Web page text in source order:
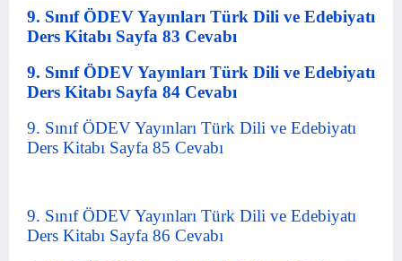
9. Sınıf ÖDEV Yayınları Türk Dili ve Edebiyatı
Ders Kitabı Sayfa 83 Cevabı
9. Sınıf ÖDEV Yayınları Türk Dili ve Edebiyatı
Ders Kitabı Sayfa 84 Cevabı
9. Sınıf ÖDEV Yayınları Türk Dili ve Edebiyatı
Ders Kitabı Sayfa 85 Cevabı
9. Sınıf ÖDEV Yayınları Türk Dili ve Edebiyatı
Ders Kitabı Sayfa 86 Cevabı